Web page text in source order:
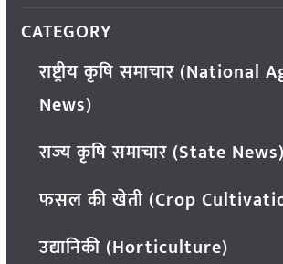
CATEGORY
राष्ट्रीय कृषि समाचार
News)
राज्य कृषि समाचार (State News)
फसल की खेती (Crop
उद्यानिकी (Horticulture)